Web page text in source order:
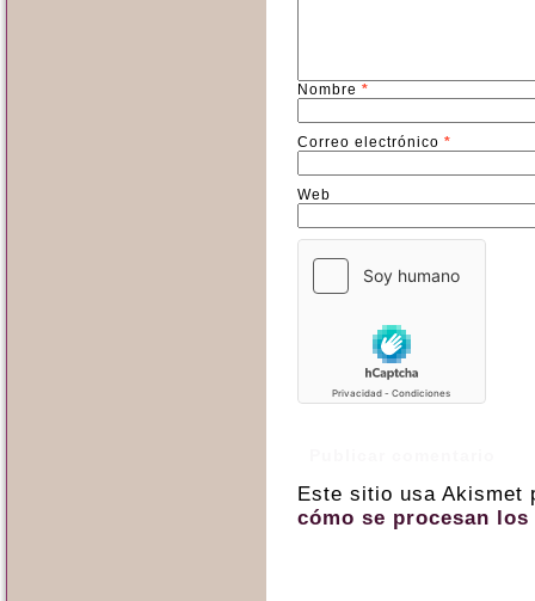
Nombre *
Correo electrónico *
Web
Este sitio usa
cómo se procesan